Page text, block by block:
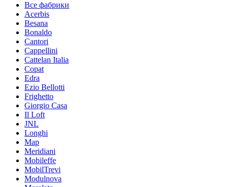
Все фабрики
Acerbis
Besana
Bonaldo
Cantori
Cappellini
Cattelan Italia
Copat
Edra
Ezio Bellotti
Frighetto
Giorgio Casa
Il Loft
JNL
Longhi
Map
Meridiani
Mobileffe
MobilTrevi
Modulnova